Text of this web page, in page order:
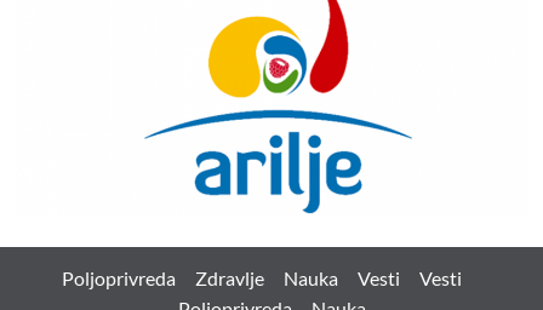
Poljoprivreda Zdravlje Nauka Vesti
Vesti